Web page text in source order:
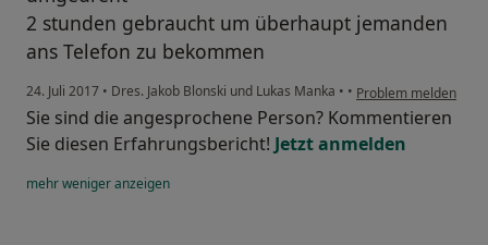
2 stunden gebraucht um überhaupt jemanden
ans Telefon zu bekommen
24. Juli 2017 • Dres. Jakob Blonski und Lukas Manka • • Problem melden
Sie sind die angesprochene Person? Kommentieren
Sie diesen Erfahrungsbericht! Jetzt anmelden
mehrwenigeranzeigen